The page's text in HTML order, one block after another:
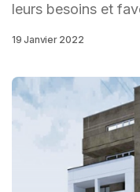
leurs besoins et
19 Janvier 2022